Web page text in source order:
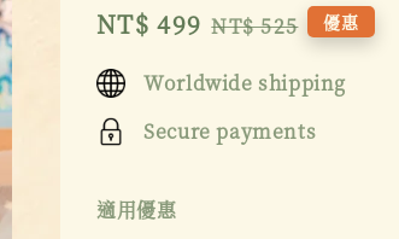
Sale
price
NT$ 499 Regular
NT$ 525 優惠
Worldwide shipping
Secure payments
適用優惠